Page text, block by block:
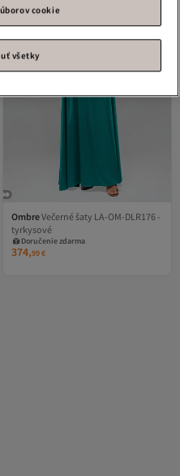
OmbreVečerné šaty LA-OM-DLR176 -
tyrkysové
Doručenie zdarma
374,99€
cookie
všetky